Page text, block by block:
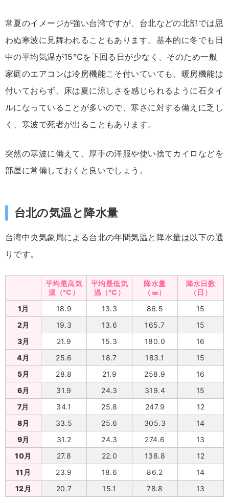
常夏のイメージが強い台湾ですが、台北などの北部では思
わぬ寒波に見舞われることもあります。基本的に冬でも日
中の平均気温が15℃を下回る日が少なく、そのため一般
家庭のエアコンは冷房機能こそ付いていても、暖房機能は
付いておらず、床は夏に涼しさを感じられるように石タイ
ルになっていることが多いので、寒さに対する備えに乏し
く、寒波で死者が出ることもあります。
突然の寒波に備えて、厚手の洋服や使い捨てカイロなどを
部屋に常備しておくと良いでしょう。
台北の気温と降水量
台湾中央気象局による台北の年間気温と降水量は以下の通
りです。
平均最高気
温（℃）
平均最低気
温（℃）
降水量
（㎜）
降水日数
（日）
1月
18.9 13.3 86.5
15
2月
19.3 13.6 165.7
15
3月
21.9 15.3 180.0
16
4月
25.6 18.7 183.1
15
5月
28.8 21.9 258.9
16
6月
31.9 24.3 319.4
15
7月
34.1 25.8 247.9
12
8月
33.5 25.6 305.3
14
9月
31.2 24.3 274.6
13
10月
27.8 22.0 138.8
12
11月
23.9 18.6 86.2
14
12月
20.7 15.1 78.8 13